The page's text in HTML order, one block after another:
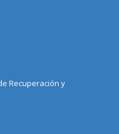
Recuperación y